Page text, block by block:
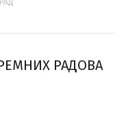
РАДОВА